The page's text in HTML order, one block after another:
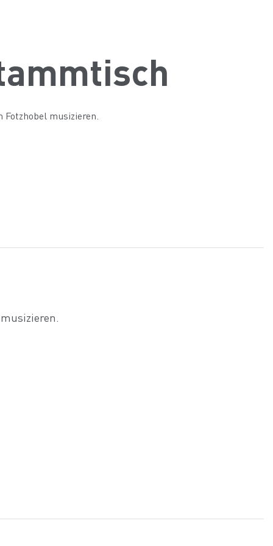
musizieren.